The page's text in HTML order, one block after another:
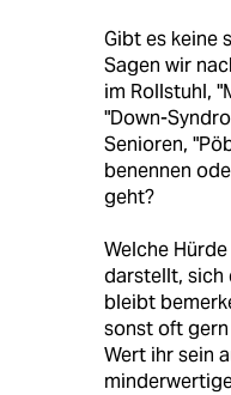
Gibt es keine
Sagen wir
im Rollstuhl,
"Down-
Senioren,
benennen
geht?
Welche
darstellt, sich
bleibt
sonst oft
Wert ihr sein